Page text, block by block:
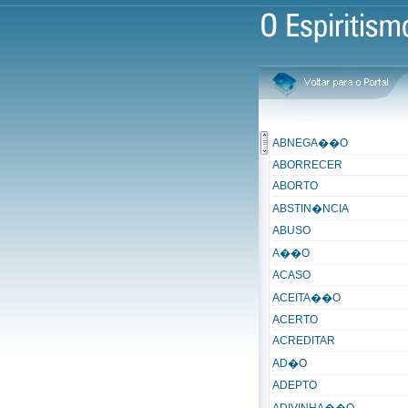
ABNEGA��O
ABORRECER
ABORTO
ABSTIN�NCIA
ABUSO
A��O
ACASO
ACEITA��O
ACERTO
ACREDITAR
AD�O
ADEPTO